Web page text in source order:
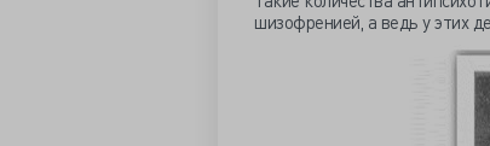
шизофренией, а ведь у этих